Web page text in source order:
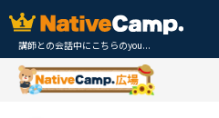
講師との会話中にこちらのyou...